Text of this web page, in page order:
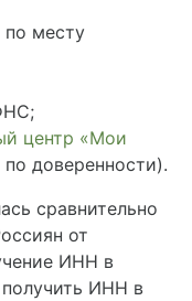
месту
центр «Мои
доверенности).
сравнительно
от
ИНН в
ИНН в